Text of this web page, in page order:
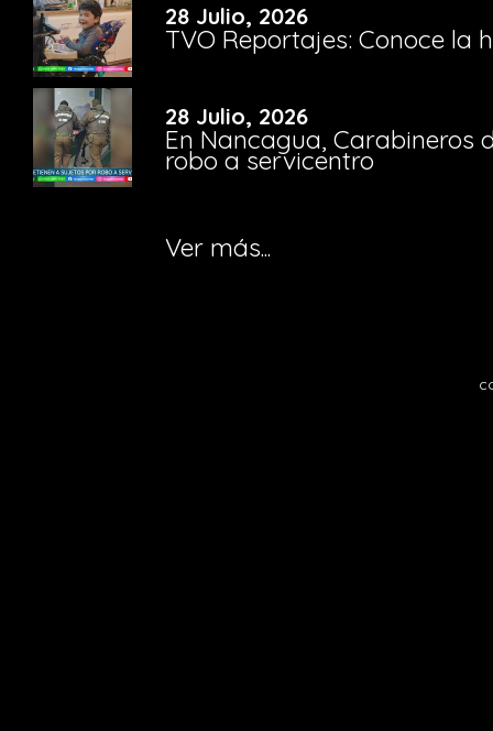
28 Julio, 2026
TVO Reportajes: Conoce la
28 Julio, 2026
En Nancagua, Carabineros
robo a servicentro
Ver más...